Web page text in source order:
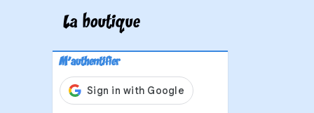
La boutique
M'authentifier